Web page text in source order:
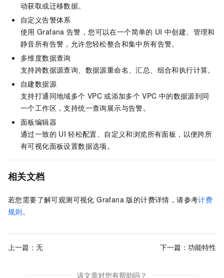
动获取或迁移数据。
自定义告警体系
使用 Grafana 告警，您可以在一个简单的 UI 中创建、管理和
静音所有告警，允许您轻松整合和集中所有告警。
多维度数据查询
支持跨数据源查询、数据源重命名、汇总、组合和执行计算。
自建数据源
支持打通同地域多个 VPC 或添加多个 VPC 中的数据源到同
一个工作区，支持统一查询展示与告警。
面板编辑器
通过一致的 UI 轻松配置、自定义和浏览所有面板，以便跨所
有可视化面板设置数据选项。
相关文档
若您需要了解可观测可视化 Grafana 版的计费详情，请参考计费
规则。
上一篇：无 下一篇： 功能特性
该文章对您有帮助吗？